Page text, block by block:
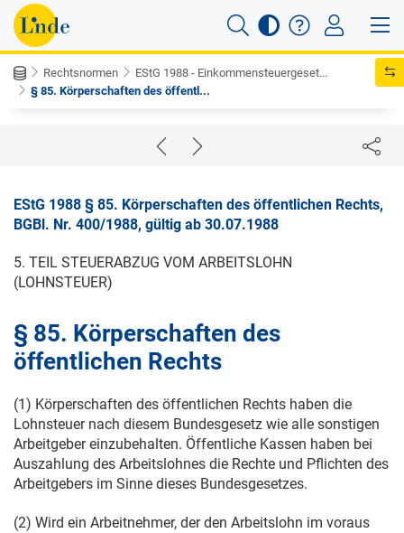
Rechtsnormen
EStG 1988 - Einkommensteuergeset...
§ 85. Körperschaften des öffentl...
EStG 1988 § 85. Körperschaften des öffentlichen Rechts,
BGBl. Nr. 400/1988, gültig ab 30.07.1988
5. TEIL STEUERABZUG VOM ARBEITSLOHN
(LOHNSTEUER)
§ 85. Körperschaften des
öffentlichen Rechts
(1) Körperschaften des öffentlichen Rechts haben die
Lohnsteuer nach diesem Bundesgesetz wie alle sonstigen
Arbeitgeber einzubehalten. Öffentliche Kassen haben bei
Auszahlung des Arbeitslohnes die Rechte und Pflichten des
Arbeitgebers im Sinne dieses Bundesgesetzes.
(2) Wird ein Arbeitnehmer, der den Arbeitslohn im voraus